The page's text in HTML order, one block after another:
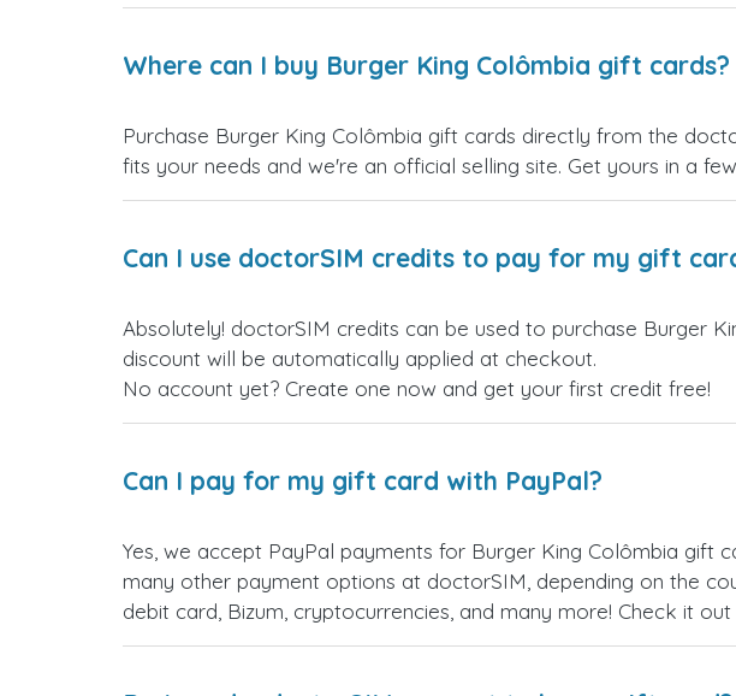
Where can I buy Burger King Colômbia gift cards?
Purchase Burger King Colômbia gift cards directly from the
fits your needs and we're an official selling site. Get yours in a
Can I use doctorSIM credits to pay for my gift
Absolutely! doctorSIM credits can be used to purchase Burger
discount will be automatically applied at checkout.
No account yet? Create one now and get your first credit free!
Can I pay for my gift card with PayPal?
Yes, we accept PayPal payments for Burger King Colômbia gift
many other payment options at doctorSIM, depending on the
debit card, Bizum, cryptocurrencies, and many more! Check it